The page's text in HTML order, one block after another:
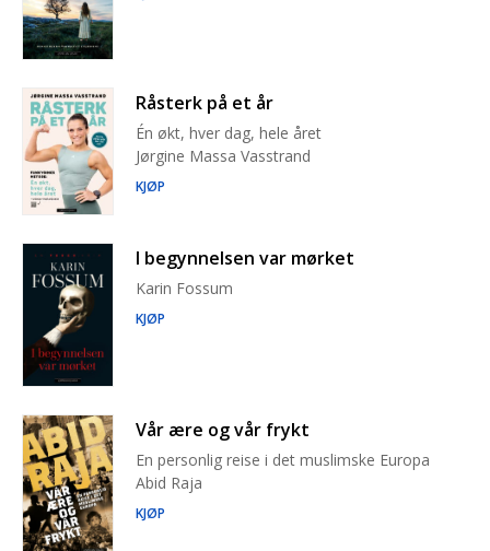
Råsterk på et år
Én økt, hver dag, hele året
Jørgine Massa Vasstrand
KJØP
I begynnelsen var mørket
Karin Fossum
KJØP
Vår ære og vår frykt
En personlig reise i det muslimske Europa
Abid Raja
KJØP